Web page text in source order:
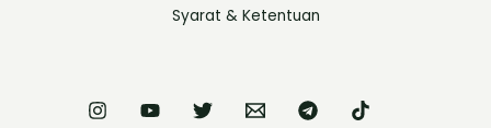
Syarat & Ketentuan